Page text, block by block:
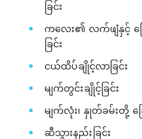
ခြင်း
ကလေး၏ လက်ဖျံနှင့်
ခြင်း
ငယ်ထိပ်ချိုင့်လာခြင်း
မျက်တွင်းချိုင့်ခြင်း
မျက်လုံး၊ နှုတ်ခမ်းတို့ ခ
ဆီသွားနည်းခြင်း